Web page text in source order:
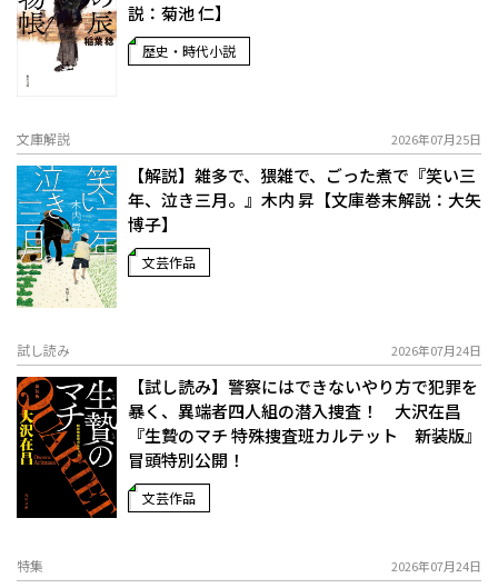
説：菊池 仁】
歴史・時代小説
文庫解説 2026年07月25日
【解説】雑多で、猥雑で、ごった煮で――『笑い三
年、泣き三月。』木内 昇【文庫巻末解説：大矢
博子】
文芸作品
試し読み 2026年07月24日
【試し読み】警察にはできないやり方で犯罪を
暴く、異端者四人組の潜入捜査！ 大沢在昌
『生贄のマチ 特殊捜査班カルテット 新装版』
冒頭特別公開！
文芸作品
特集 2026年07月24日